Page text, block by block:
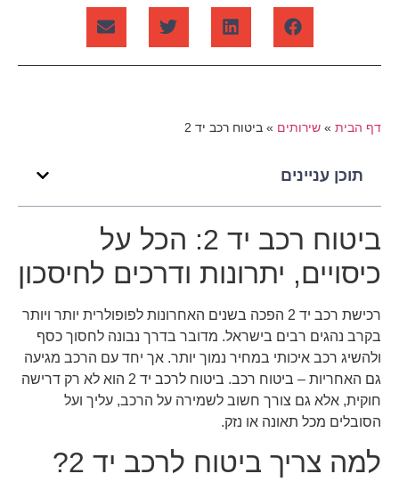
דף הבית» שירותים» ביטוח רכב יד 2
תוכן עניינים
ביטוח רכב יד 2: הכל על
כיסויים, יתרונות ודרכים לחיסכון
רכישת רכב יד 2 הפכה בשנים האחרונות לפופולרית יותר ויותר
בקרב נהגים רבים בישראל. מדובר בדרך נבונה לחסוך כסף
ולהשיג רכב איכותי במחיר נמוך יותר. אך יחד עם הרכב מגיעה
גם האחריות – ביטוח רכב. ביטוח לרכב יד 2 הוא לא רק דרישה
חוקית, אלא גם צורך חשוב לשמירה על הרכב, עליך ועל
הסובלים מכל תאונה או נזק.
למה צריך ביטוח לרכב יד 2?